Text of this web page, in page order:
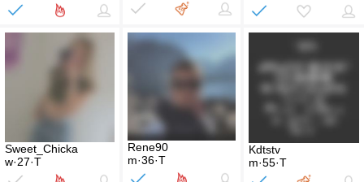
Sweet_Chicka
w·27·T
Rene90
m·36·T
Kdtstv
m·55·T